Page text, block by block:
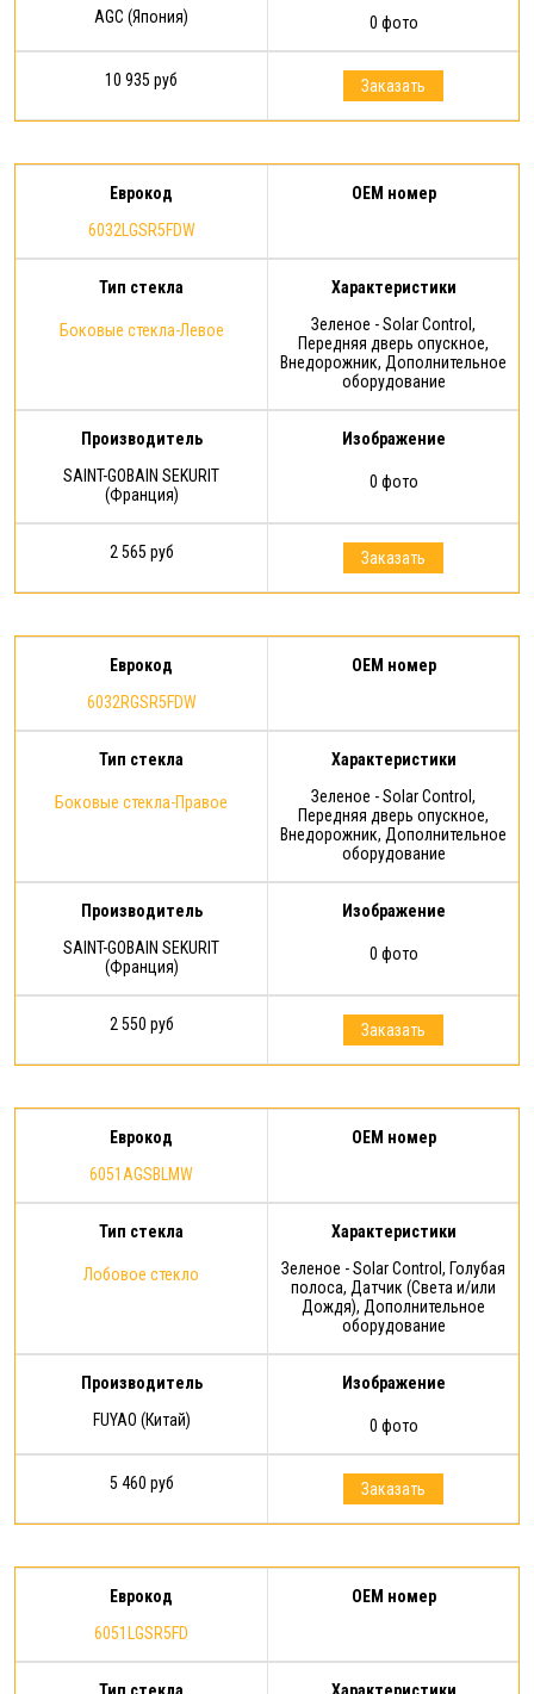
AGC (Япония) 0 фото
10 935 руб Заказать
Еврокод
6032LGSR5FDW
OEM номер
Тип стекла
Боковые стекла-Левое
Характеристики
Зеленое - Solar Control,
Передняя дверь опускное,
Внедорожник, Дополнительное
оборудование
Производитель
SAINT-GOBAIN SEKURIT
(Франция)
Изображение
0 фото
2 565 руб Заказать
Еврокод
6032RGSR5FDW
OEM номер
Тип стекла
Боковые стекла-Правое
Характеристики
Зеленое - Solar Control,
Передняя дверь опускное,
Внедорожник, Дополнительное
оборудование
Производитель
SAINT-GOBAIN SEKURIT
(Франция)
Изображение
0 фото
2 550 руб Заказать
Еврокод
6051AGSBLMW
OEM номер
Тип стекла
Лобовое стекло
Характеристики
Зеленое - Solar Control, Голубая
полоса, Датчик (Света и/или
Дождя), Дополнительное
оборудование
Производитель
FUYAO (Китай)
Изображение
0 фото
5 460 руб Заказать
Еврокод
6051LGSR5FD
OEM номер